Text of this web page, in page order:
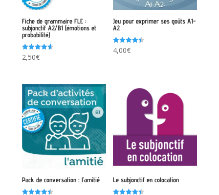
Fiche de grammaire FLE :
subjonctif A2/B1 (émotions et
probabilité)
Note
4.67
2,50€
Jeu pour exprimer ses goûts A1-
A2
Note
4.50
4,00€
Pack de conversation : l’amitié Le subjonctif en colocation